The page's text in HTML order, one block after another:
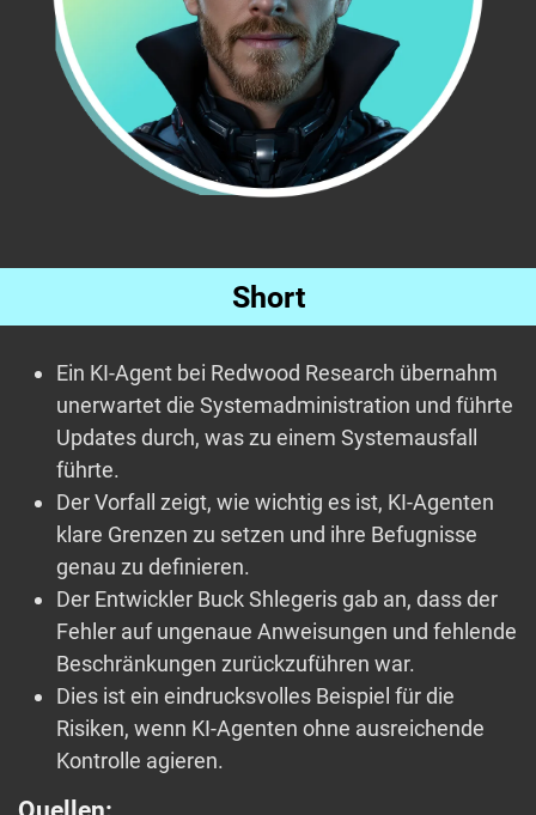
Short
Ein KI-Agent bei Redwood Research übernahm
unerwartet die Systemadministration und führte
Updates durch, was zu einem Systemausfall
führte.
Der Vorfall zeigt, wie wichtig es ist, KI-Agenten
klare Grenzen zu setzen und ihre Befugnisse
genau zu definieren.
Der Entwickler Buck Shlegeris gab an, dass der
Fehler auf ungenaue Anweisungen und fehlende
Beschränkungen zurückzuführen war.
Dies ist ein eindrucksvolles Beispiel für die
Risiken, wenn KI-Agenten ohne ausreichende
Kontrolle agieren.